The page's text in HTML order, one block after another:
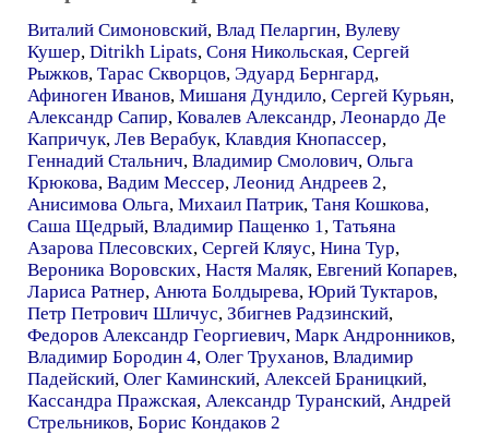
Виталий Симоновский, Влад Пеларгин, Вулеву
Кушер, Ditrikh Lipats, Соня Никольская, Сергей
Рыжков, Тарас Скворцов, Эдуард Бернгард,
Афиноген Иванов, Мишаня Дундило, Сергей Курьян,
Александр Сапир, Ковалев Александр, Леонардо Де
Капричук, Лев Верабук, Клавдия Кнопассер,
Геннадий Стальнич, Владимир Смолович, Ольга
Крюкова, Вадим Мессер, Леонид Андреев 2,
Анисимова Ольга, Михаил Патрик, Таня Кошкова,
Саша Щедрый, Владимир Пащенко 1, Татьяна
Азарова Плесовских, Сергей Кляус, Нина Тур,
Вероника Воровских, Настя Маляк, Евгений Копарев,
Лариса Ратнер, Анюта Болдырева, Юрий Туктаров,
Петр Петрович Шличус, Збигнев Радзинский,
Федоров Александр Георгиевич, Марк Андронников,
Владимир Бородин 4, Олег Труханов, Владимир
Падейский, Олег Каминский, Алексей Браницкий,
Кассандра Пражская, Александр Туранский, Андрей
Стрельников, Борис Кондаков 2